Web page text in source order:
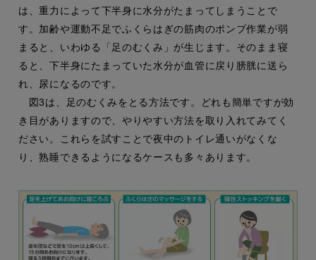
は、重力によって下半身に水分がたまってしまうことで
す。加齢や運動不足でふくらはぎの筋肉のポンプ作業が弱
まると、いわゆる「足のむくみ」が生じます。そのまま寝
ると、下半身にたまっていた水分が血管に戻り膀胱に送ら
れ、尿になるのです。
図3は、足のむくみをとる方法です。どれも簡単ですが効
き目がありますので、やりやすい方法を取り入れてみてく
ださい。これらを試すことで夜中のトイレ通いがなくな
り、熟睡できるようになるケースも多々あります。